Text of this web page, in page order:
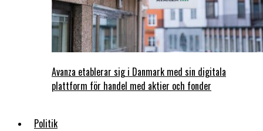
Avanza etablerar sig i Danmark med sin digitala
plattform för handel med aktier och fonder
Politik